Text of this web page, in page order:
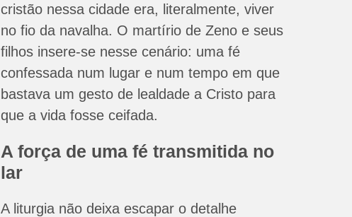
cristão nessa cidade era, literalmente, viver
no fio da navalha. O martírio de Zeno e seus
filhos insere-se nesse cenário: uma fé
confessada num lugar e num tempo em que
bastava um gesto de lealdade a Cristo para
que a vida fosse ceifada.
A força de uma fé transmitida no
lar
A liturgia não deixa escapar o detalhe